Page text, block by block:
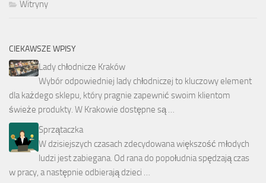
Witryny
CIEKAWSZE WPISY
Lady chłodnicze Kraków
Wybór odpowiedniej lady chłodniczej to kluczowy element
dla każdego sklepu, który pragnie zapewnić swoim klientom
świeże produkty. W Krakowie dostępne są …
Sprzątaczka
W dzisiejszych czasach zdecydowana większość młodych
ludzi jest zabiegana. Od rana do popołudnia spędzają czas
w pracy, a następnie odbierają dzieci …